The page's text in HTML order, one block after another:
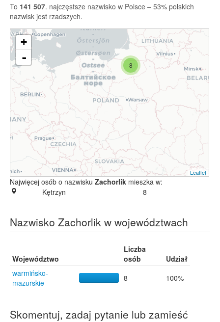
To 141 507. najczęstsze nazwisko w Polsce – 53% polskich
nazwisk jest rzadszych.
8
+
-
Leaflet
Najwięcej osób o nazwisku Zachorlik mieszka w:
Kętrzyn
8
Nazwisko Zachorlik w województwach
Województwo
Liczba
osób
Udział
warmińsko-
mazurskie
8 100%
Skomentuj, zadaj pytanie lub zamieść